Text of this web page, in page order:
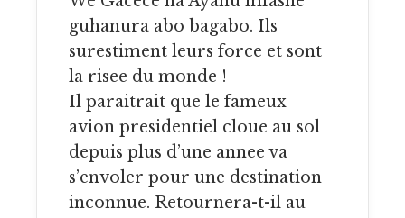
guhanura abo bagabo. Ils
surestiment leurs force et sont
la risee du monde !
Il paraitrait que le fameux
avion presidentiel cloue au sol
depuis plus d’une annee va
s’envoler pour une destination
inconnue. Retournera-t-il au